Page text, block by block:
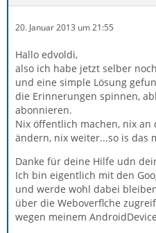
20. Januar 2013 um 21:55
Hallo edvoldi,
also ich habe jetzt selber
und eine simple Lösung
die Erinnerungen spinnen,
abonnieren.
Nix öffentlich machen, nix an
ändern, nix weiter...so is das
Danke für deine Hilfe udn
Ich bin eigentlich mit den
und werde wohl dabei
über die Weboverflche
wegen meinem